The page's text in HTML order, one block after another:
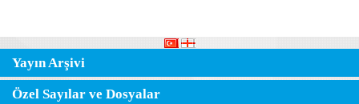
Yayın Arşivi
Özel Sayılar ve Dosyalar